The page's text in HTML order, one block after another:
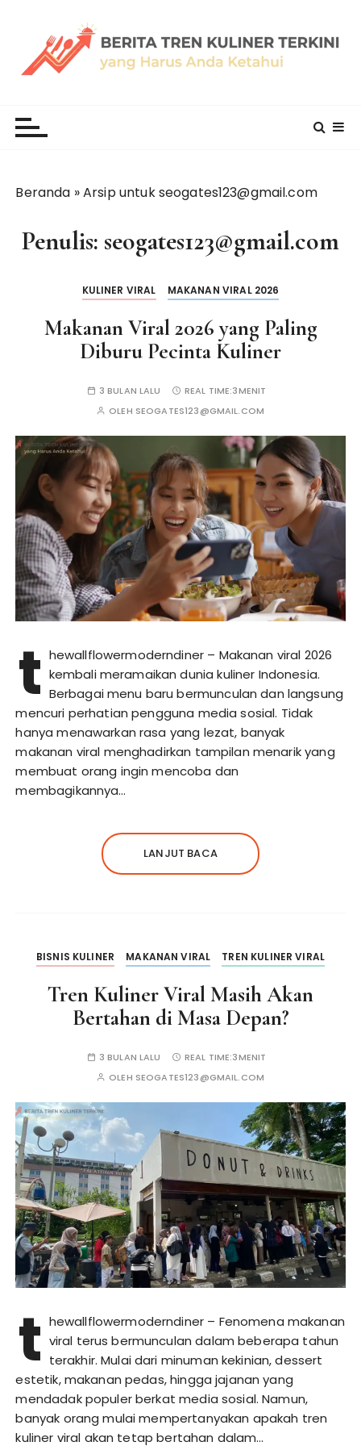
Beranda »Arsip untuk seogates123@gmail.com
Penulis: seogates123@gmail.com
KULINER VIRAL MAKANAN VIRAL 2026
Makanan Viral 2026 yang Paling
Diburu Pecinta Kuliner
3 BULAN LALU REAL TIME:3MENIT
OLEH SEOGATES123@GMAIL.COM
t hewallflowermoderndiner – Makanan viral 2026
kembali meramaikan dunia kuliner Indonesia.
Berbagai menu baru bermunculan dan langsung
mencuri perhatian pengguna media sosial. Tidak
hanya menawarkan rasa yang lezat, banyak
makanan viral menghadirkan tampilan menarik yang
membuat orang ingin mencoba dan
membagikannya…
LANJUT BACA
BISNIS KULINER MAKANAN VIRAL TREN KULINER VIRAL
Tren Kuliner Viral Masih Akan
Bertahan di Masa Depan?
3 BULAN LALU REAL TIME:3MENIT
OLEH SEOGATES123@GMAIL.COM
t hewallflowermoderndiner – Fenomena makanan
viral terus bermunculan dalam beberapa tahun
terakhir. Mulai dari minuman kekinian, dessert
estetik, makanan pedas, hingga jajanan yang
mendadak populer berkat media sosial. Namun,
banyak orang mulai mempertanyakan apakah tren
kuliner viral akan tetap bertahan dalam…